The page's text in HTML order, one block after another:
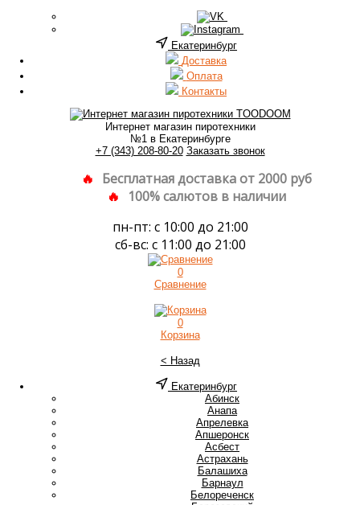
Екатеринбург
Доставка
Оплата
Контакты
Интернет магазин пиротехники
№1 в Екатеринбурге
+7 (343) 208-80-20 Заказать звонок
Бесплатная доставка от 2000 руб
100% салютов в наличии
пн-пт: с 10:00 до 21:00
сб-вс: с 11:00 до 21:00
0
Сравнение
0
Корзина
< Назад
Екатеринбург
Абинск
Анапа
Апрелевка
Апшеронск
Асбест
Астрахань
Балашиха
Барнаул
Белореченск